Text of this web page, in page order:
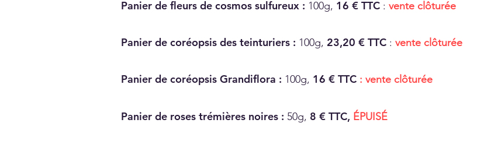
Panier de fleurs de cosmos sulfureux : 100g, 16 € TTC : vente clôturée
Panier de coréopsis des teinturiers : 100g, 23,20 € TTC : vente clôturée
Panier de coréopsis Grandiflora : 100g, 16 € TTC : vente clôturée
Panier de roses trémières noires : 50g, 8 € TTC, ÉPUISÉ